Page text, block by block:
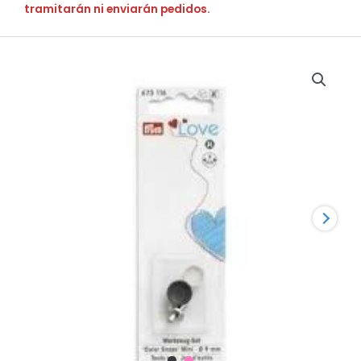
tramitarán ni enviarán pedidos.